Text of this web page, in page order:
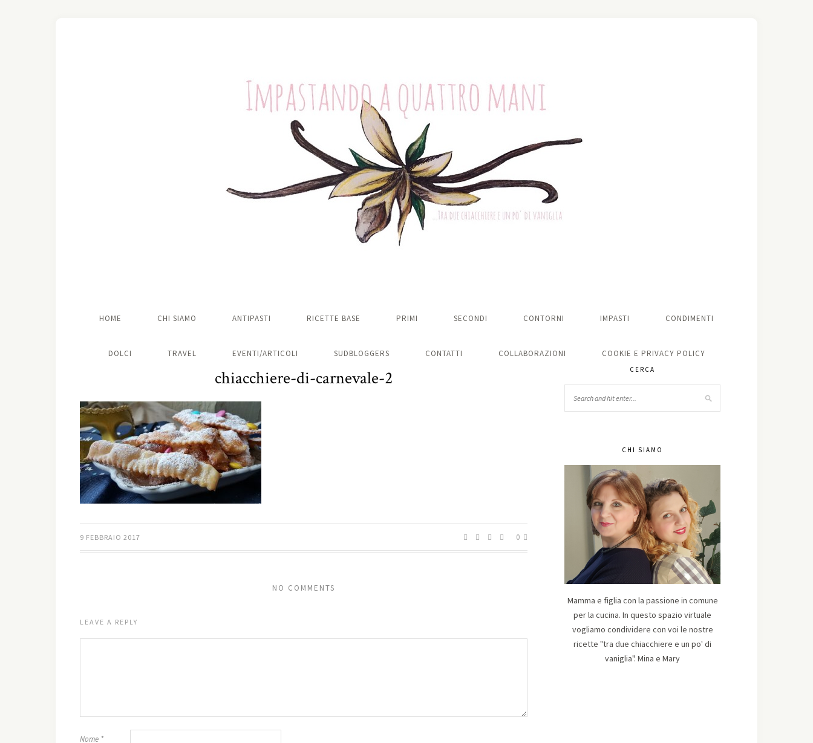
HOME CHI SIAMO ANTIPASTI RICETTE BASE PRIMI SECONDI CONTORNI IMPASTI CONDIMENTI
DOLCI TRAVEL EVENTI/ARTICOLI SUDBLOGGERS CONTATTI COLLABORAZIONI COOKIE E PRIVACY POLICY
chiacchiere-di-carnevale-2
9 FEBBRAIO 2017 0
NO COMMENTS
LEAVE A REPLY
Nome *
CERCA
CHI SIAMO
Mamma e figlia con la passione in comune
per la cucina. In questo spazio virtuale
vogliamo condividere con voi le nostre
ricette "tra due chiacchiere e un po' di
vaniglia". Mina e Mary